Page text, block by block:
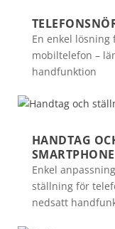
En enkel
mobiltelefon –
handfunktion
HANDTAG
SMARTPHONE
Enkel
ställning för
nedsatt